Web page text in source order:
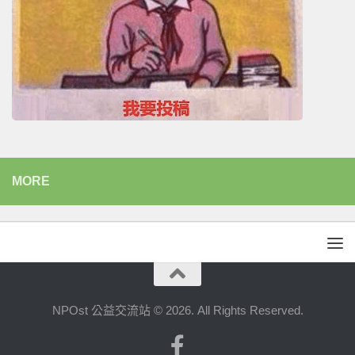
MORE
NPOst 公益交流站 © 2026. All Rights Reserved.